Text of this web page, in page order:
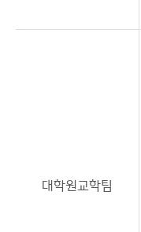
대학원교학팀